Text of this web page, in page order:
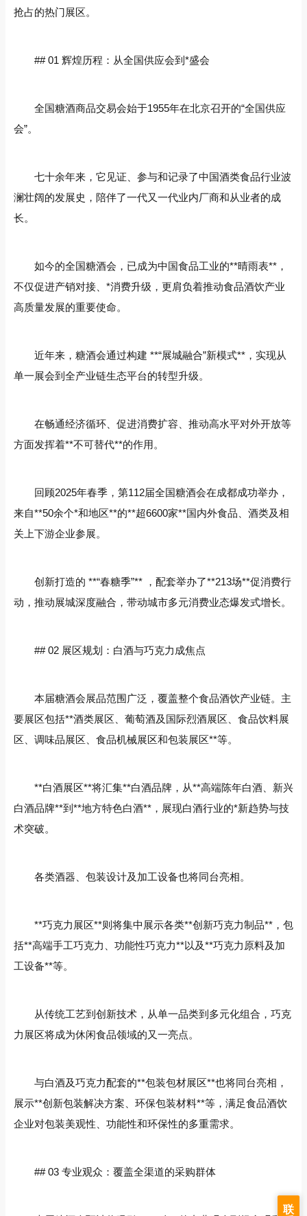
抢占的热门展区。
## 01 辉煌历程：从全国供应会到*盛会
全国糖酒商品交易会始于1955年在北京召开的“全国供应
会”。
七十余年来，它见证、参与和记录了中国酒类食品行业波
澜壮阔的发展史，陪伴了一代又一代业内厂商和从业者的成
长。
如今的全国糖酒会，已成为中国食品工业的**晴雨表**，
不仅促进产销对接、*消费升级，更肩负着推动食品酒饮产业
高质量发展的重要使命。
近年来，糖酒会通过构建 **“展城融合”新模式**，实现从
单一展会到全产业链生态平台的转型升级。
在畅通经济循环、促进消费扩容、推动高水平对外开放等
方面发挥着**不可替代**的作用。
回顾2025年春季，第112届全国糖酒会在成都成功举办，
来自**50余个*和地区**的**超6600家**国内外食品、酒类及相
关上下游企业参展。
创新打造的 **“春糖季”** ，配套举办了**213场**促消费行
动，推动展城深度融合，带动城市多元消费业态爆发式增长。
## 02 展区规划：白酒与巧克力成焦点
本届糖酒会展品范围广泛，覆盖整个食品酒饮产业链。主
要展区包括**酒类展区、葡萄酒及国际烈酒展区、食品饮料展
区、调味品展区、食品机械展区和包装展区**等。
**白酒展区**将汇集**白酒品牌，从**高端陈年白酒、新兴
白酒品牌**到**地方特色白酒**，展现白酒行业的*新趋势与技
术突破。
各类酒器、包装设计及加工设备也将同台亮相。
**巧克力展区**则将集中展示各类**创新巧克力制品**，包
括**高端手工巧克力、功能性巧克力**以及**巧克力原料及加
工设备**等。
从传统工艺到创新技术，从单一品类到多元化组合，巧克
力展区将成为休闲食品领域的又一亮点。
与白酒及巧克力配套的**包装包材展区**也将同台亮相，
展示**创新包装解决方案、环保包装材料**等，满足食品酒饮
企业对包装美观性、功能性和环保性的多重需求。
## 03 专业观众：覆盖全渠道的采购群体
联